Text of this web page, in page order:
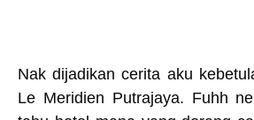
Nak dijadikan cerita aku
Le Meridien Putrajaya. Fuhh